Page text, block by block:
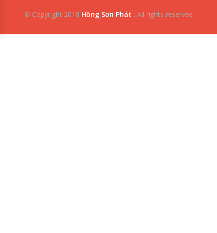
© Copyright 2018 Hồng Sơn Phát . All rights reserved